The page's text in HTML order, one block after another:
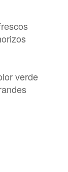
scos
verde